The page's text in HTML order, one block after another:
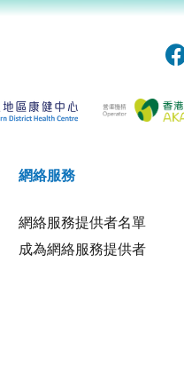
網絡服務
網絡服務提供者名單
成為網絡服務提供者